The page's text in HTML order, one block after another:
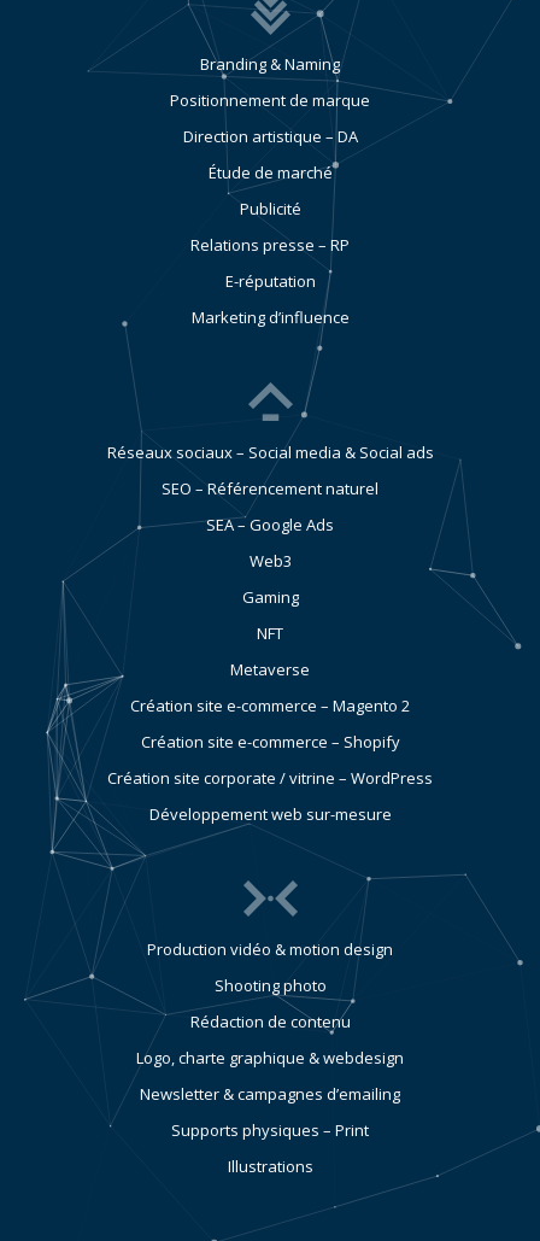
Branding & Naming
Positionnement de marque
Direction artistique – DA
Étude de marché
Publicité
Relations presse – RP
E-réputation
Marketing d’influence
Réseaux sociaux – Social media & Social ads
SEO – Référencement naturel
SEA – Google Ads
Web3
Gaming
NFT
Metaverse
Création site e-commerce – Magento 2
Création site e-commerce – Shopify
Création site corporate / vitrine – WordPress
Développement web sur-mesure
Production vidéo & motion design
Shooting photo
Rédaction de contenu
Logo, charte graphique & webdesign
Newsletter & campagnes d’emailing
Supports physiques – Print
Illustrations